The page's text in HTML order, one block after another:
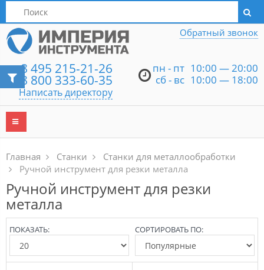
Написать директору
8 495 215-21-26
8 800 333-60-35
Написать директору
пн - пт 10:00 — 20:00
сб - вс 10:00 — 18:00
Обратный звонок
Главная Станки
Станки для металлообработки
Ручной инструмент для резки металла
Ручной инструмент для резки
металла
СОРТИРОВАТЬ ПО:
ПОКАЗАТЬ: